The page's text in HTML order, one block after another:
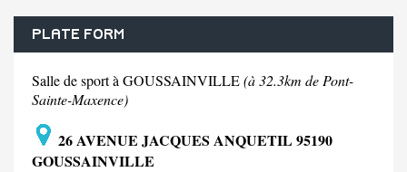
PLATE FORM
Salle de sport à GOUSSAINVILLE(à 32.3km de Pont-
Sainte-Maxence)
26 AVENUE JACQUES ANQUETIL 95190
GOUSSAINVILLE